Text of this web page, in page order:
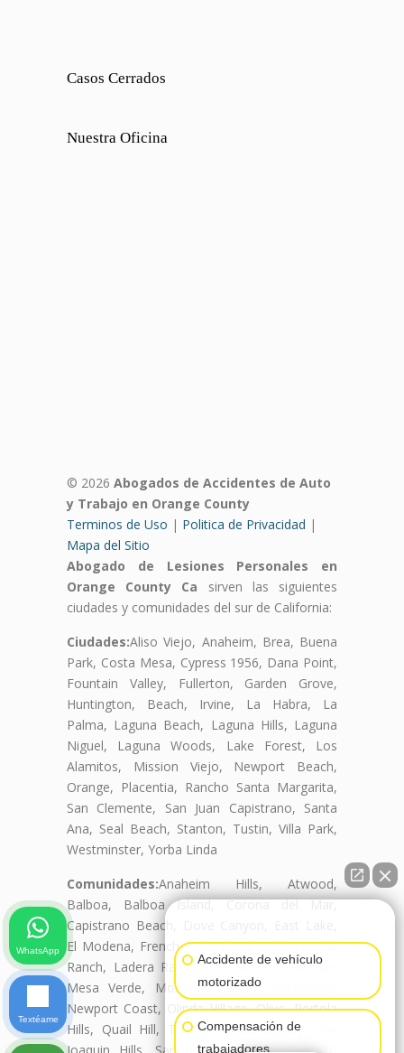
Casos Cerrados
Nuestra Oficina
© 2026 Abogados de Accidentes de Auto
y Trabajo en Orange County
Terminos de Uso | Politica de Privacidad |
Mapa del Sitio
Abogado de Lesiones Personales en
Orange County Ca sirven las siguientes
ciudades y comunidades del sur de California:
Ciudades:Aliso Viejo, Anaheim, Brea, Buena
Park, Costa Mesa, Cypress 1956, Dana Point,
Fountain Valley, Fullerton, Garden Grove,
Huntington, Beach, Irvine, La Habra, La
Palma, Laguna Beach, Laguna Hills, Laguna
Niguel, Laguna Woods, Lake Forest, Los
Alamitos, Mission Viejo, Newport Beach,
Orange, Placentia, Rancho Santa Margarita,
San Clemente, San Juan Capistrano, Santa
Ana, Seal Beach, Stanton, Tustin, Villa Park,
Westminster, Yorba Linda
Comunidades:Anaheim Hills, Atwood,
Balboa, Balboa Island, Corona del Mar,
Capistrano Beach, Dove Canyon, East Lake,
El Modena, French Park, Floral Park, Foothill
Ranch, Ladera Ranch, Las Flores, Lido Isle,
Mesa Verde, Monarch Beach, Northwood,
Newport Coast, Olinda Village, Olive, Portola
Hills, Quail Hill, Talega, Tustin Legacy, San
Accidente de vehículo
motorizado
Compensación de
trabajadores
WhatsApp
Textéame